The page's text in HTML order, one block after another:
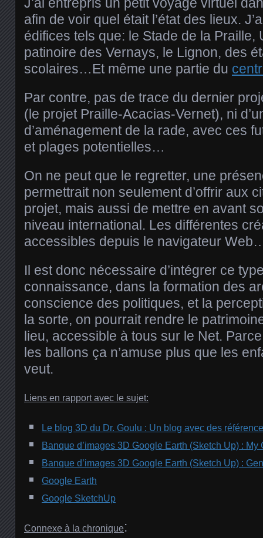
afin de voir quel était l’état des lieux.
édifices tels que: le Stade de la Praille,
patinoire des Vernays, le Lignon, des
scolaires…Et même une partie du
Par contre, pas de trace du dernier
(le projet Praille-Acacias-Vernet), ni
d’aménagement de la rade, avec ces
et plages potentielles…
On ne peut que le regretter, une
permettrait non seulement d’offrir aux
projet, mais aussi de mettre en avant
niveau international. Les différentes
accessibles depuis le navigateur
Il est donc nécessaire d’intégrer ce
connaissance, dans la formation des
conscience des politiques, et la
la sorte, on pourrait rendre le
lieu, accessible à tous sur le Net.
les ballons ça n’amuse plus que les
veut.
Liens en rapport avec le sujet:
Le blog 3D du Dr. Goulu : Un blog avec des
Banque d’images 3D Google Earth (Sketch Up) : My
Banque d’images 3D Google Earth (Sketch Up) :
Google Earth
Google SketchUp
Connexe à la chronique: